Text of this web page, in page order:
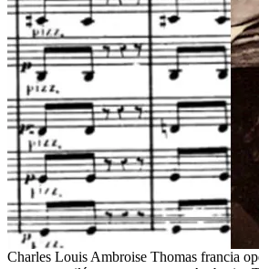
Charles Louis Ambroise Thomas francia